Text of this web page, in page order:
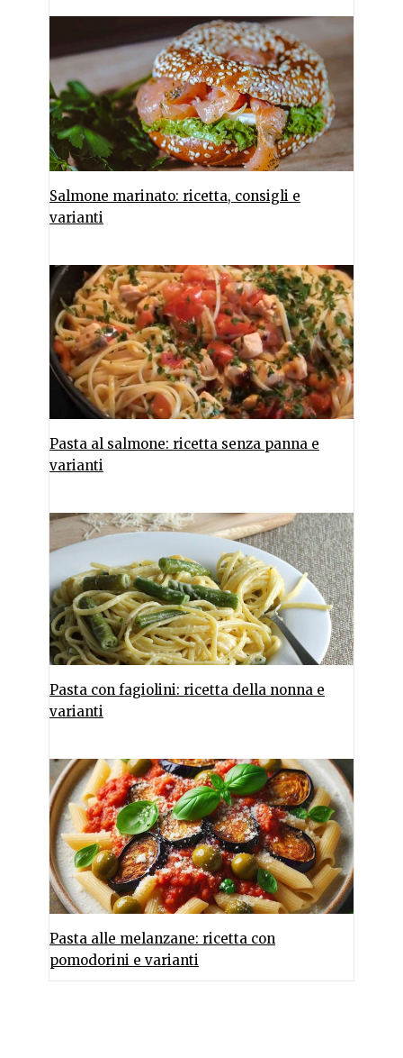
Salmone marinato: ricetta, consigli e
varianti
Pasta al salmone: ricetta senza panna e
varianti
Pasta con fagiolini: ricetta della nonna e
varianti
Pasta alle melanzane: ricetta con
pomodorini e varianti